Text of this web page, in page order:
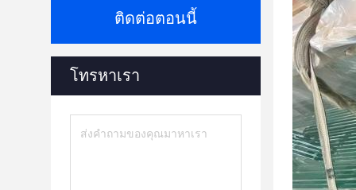
ติดต่อตอนนี้
โทรหาเรา